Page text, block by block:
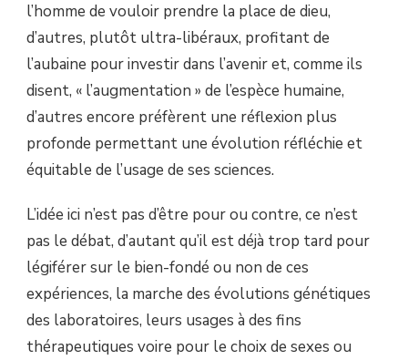
l’homme de vouloir prendre la place de dieu,
d’autres, plutôt ultra-libéraux, profitant de
l’aubaine pour investir dans l’avenir et, comme ils
disent, « l’augmentation » de l’espèce humaine,
d’autres encore préfèrent une réflexion plus
profonde permettant une évolution réfléchie et
équitable de l’usage de ses sciences.
L’idée ici n’est pas d’être pour ou contre, ce n’est
pas le débat, d’autant qu’il est déjà trop tard pour
légiférer sur le bien-fondé ou non de ces
expériences, la marche des évolutions génétiques
des laboratoires, leurs usages à des fins
thérapeutiques voire pour le choix de sexes ou